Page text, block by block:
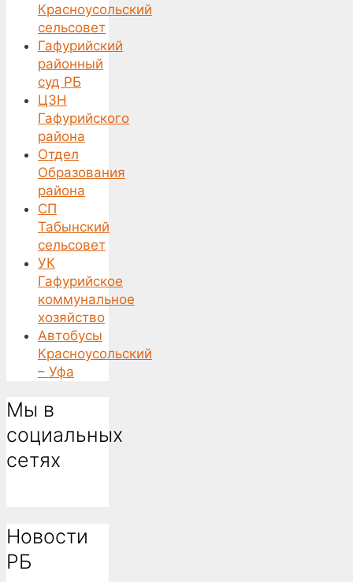
Красноусольский
сельсовет
Гафурийский
районный
суд РБ
ЦЗН
Гафурийского
района
Отдел
Образования
района
СП
Табынский
сельсовет
УК
Гафурийское
коммунальное
хозяйство
Автобусы
Красноусольский
– Уфа
Мы в
социальных
сетях
Новости
РБ